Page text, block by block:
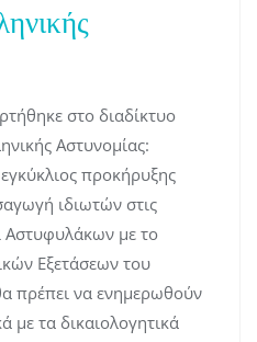
στο διαδίκτυο
Αστυνομίας:
προκήρυξης
ιδιωτών στις
Αστυφυλάκων με το
Εξετάσεων του
πρέπει να ενημερωθούν
με τα δικαιολογητικά